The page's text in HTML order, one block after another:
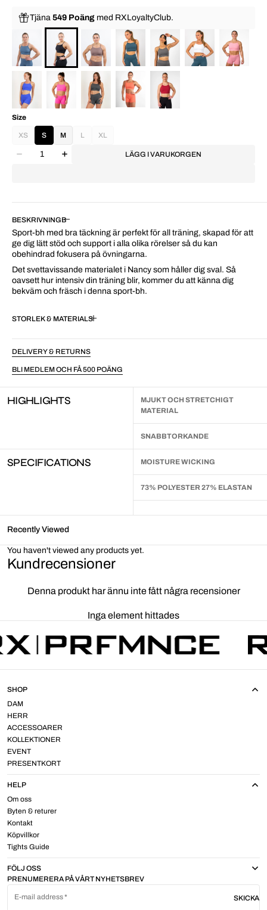
Tjäna 549 Poäng med RXLoyaltyClub.
Size
XS S M L XL
LÄGG I VARUKORGEN
BESKRIVNING
Sport-bh med bra täckning är perfekt för all träning, skapad för att
ge dig lätt stöd och support i alla olika rörelser så du kan
obehindrad fokusera på övningarna.
Det svettavissande materialet i Nancy som håller dig sval. Så
oavsett hur intensiv din träning blir, kommer du att känna dig
bekväm och fräsch i denna sport-bh.
STORLEK & MATERIAL
DELIVERY & RETURNS
BLI MEDLEM OCH FÅ 500 POÄNG
HIGHLIGHTS
MJUKT OCH STRETCHIGT
MATERIAL
SNABBTORKANDE
SPECIFICATIONS MOISTURE WICKING
73% POLYESTER 27% ELASTAN
Recently Viewed
You haven't viewed any products yet.
Kundrecensioner
Denna produkt har ännu inte fått några recensioner
Inga element hittades
PRENUMERERA PÅ VÅRT NYHETSBREV
E-mail address SKICKA
SHOP
DAM
HERR
ACCESSOARER
KOLLEKTIONER
EVENT
PRESENTKORT
HELP
Om oss
Byten & returer
Kontakt
Köpvillkor
Tights Guide
FÖLJ OSS